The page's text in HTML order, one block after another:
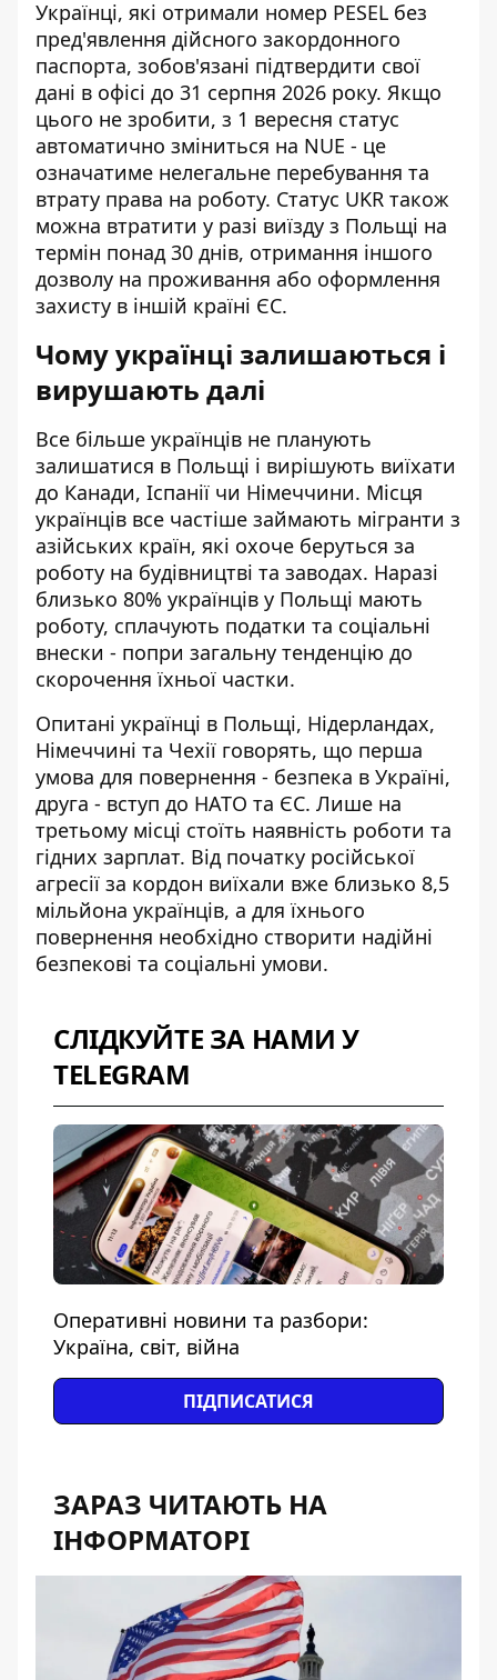
Українці, які отримали номер PESEL без
пред'явлення дійсного закордонного
паспорта, зобов'язані підтвердити свої
дані в офісі до 31 серпня 2026 року. Якщо
цього не зробити, з 1 вересня статус
автоматично зміниться на NUE - це
означатиме нелегальне перебування та
втрату права на роботу. Статус UKR також
можна втратити у разі виїзду з Польщі на
термін понад 30 днів, отримання іншого
дозволу на проживання або оформлення
захисту в іншій країні ЄС.
Чому українці залишаються і
вирушають далі
Все більше українців не планують
залишатися в Польщі і вирішують виїхати
до Канади, Іспанії чи Німеччини. Місця
українців все частіше займають мігранти з
азійських країн, які охоче беруться за
роботу на будівництві та заводах. Наразі
близько 80% українців у Польщі мають
роботу, сплачують податки та соціальні
внески - попри загальну тенденцію до
скорочення їхньої частки.
Опитані українці в Польщі, Нідерландах,
Німеччині та Чехії говорять, що перша
умова для повернення - безпека в Україні,
друга - вступ до НАТО та ЄС. Лише на
третьому місці стоїть наявність роботи та
гідних зарплат. Від початку російської
агресії за кордон виїхали вже близько 8,5
мільйона українців, а для їхнього
повернення необхідно створити надійні
безпекові та соціальні умови.
СЛІДКУЙТЕ ЗА НАМИ У
TELEGRAM
Оперативні новини та разбори:
Україна, світ, війна
ПІДПИСАТИСЯ
ЗАРАЗ ЧИТАЮТЬ НА
ІНФОРМАТОРІ